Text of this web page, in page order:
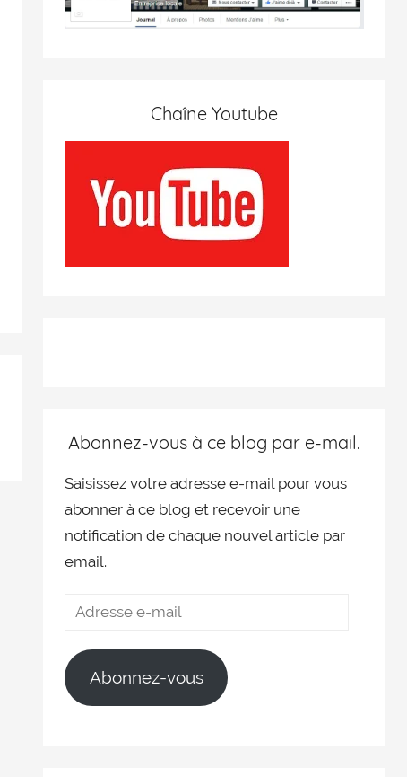
Chaîne Youtube
Abonnez-vous à ce blog par e-mail.
Saisissez votre adresse e-mail pour vous
abonner à ce blog et recevoir une
notification de chaque nouvel article par
email.
Abonnez-vous